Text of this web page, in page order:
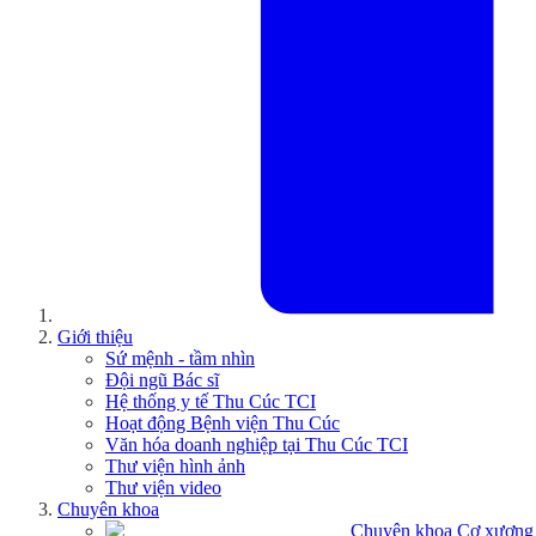
Giới thiệu
Sứ mệnh - tầm nhìn
Đội ngũ Bác sĩ
Hệ thống y tế Thu Cúc TCI
Hoạt động Bệnh viện Thu Cúc
Văn hóa doanh nghiệp tại Thu Cúc TCI
Thư viện hình ảnh
Thư viện video
Chuyên khoa
Chuyên khoa Cơ